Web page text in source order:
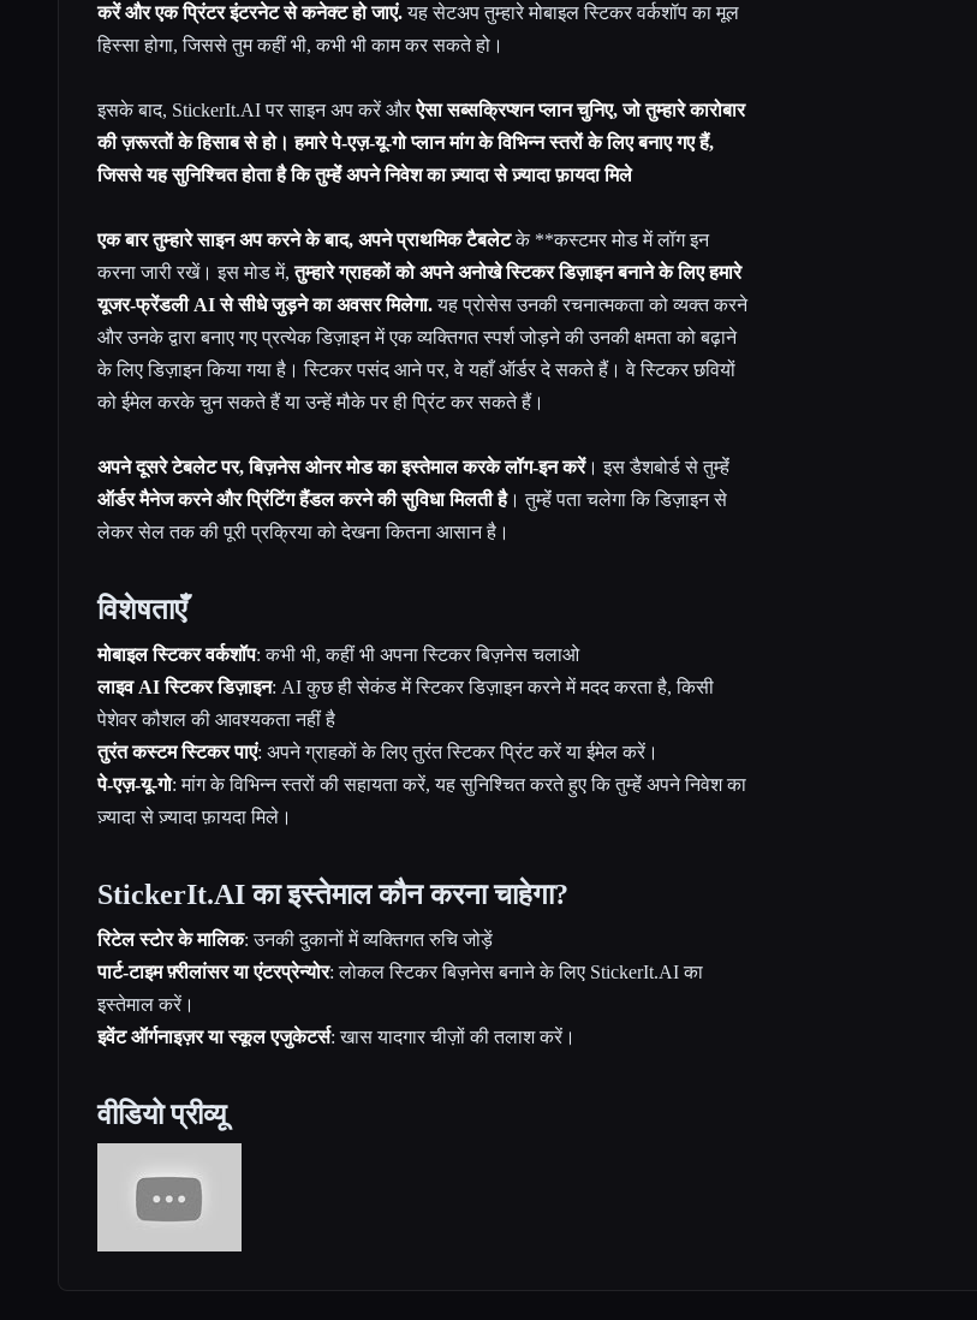
करें और एक प्रिंटर इंटरनेट से कनेक्ट हो जाएं.यह सेटअप तुम्हारे मोबाइल स्टिकर वर्कशॉप का मूल
हिस्सा होगा, जिससे तुम कहीं भी, कभी भी काम कर सकते हो।
इसके बाद, StickerIt.AI पर साइन अप करें औरऐसा सब्सक्रिप्शन प्लान चुनिए, जो तुम्हारे कारोबार
की ज़रूरतों के हिसाब से हो। हमारे पे-एज़-यू-गो प्लान मांग के विभिन्न स्तरों के लिए बनाए गए हैं,
जिससे यह सुनिश्चित होता है कि तुम्हेंं अपने निवेश का ज़्यादा से ज़्यादा फ़ायदा मिले
एक बार तुम्हारे साइन अप करने के बाद, अपने प्राथमिक टैबलेटके **कस्टमर मोड में लॉग इन
करना जारी रखें। इस मोड में,तुम्हारे ग्राहकों को अपने अनोखे स्टिकर डिज़ाइन बनाने के लिए हमारे
यूजर-फ्रेंडली AI से सीधे जुड़ने का अवसर मिलेगा.यह प्रोसेस उनकी रचनात्मकता को व्यक्त करने
और उनके द्वारा बनाए गए प्रत्येक डिज़ाइन में एक व्यक्तिगत स्पर्श जोड़ने की उनकी क्षमता को बढ़ाने
के लिए डिज़ाइन किया गया है। स्टिकर पसंद आने पर, वे यहाँ ऑर्डर दे सकते हैं। वे स्टिकर छवियों
को ईमेल करके चुन सकते हैं या उन्हें मौके पर ही प्रिंट कर सकते हैं।
अपने दूसरे टेबलेट पर, बिज़नेस ओनर मोड का इस्तेमाल करके लॉग-इन करें। इस डैशबोर्ड से तुम्हेंं
ऑर्डर मैनेज करने और प्रिंटिंग हैंडल करने की सुविधा मिलती है। तुम्हेंं पता चलेगा कि डिज़ाइन से
लेकर सेल तक की पूरी प्रक्रिया को देखना कितना आसान है।
विशेषताएँ
मोबाइल स्टिकर वर्कशॉप: कभी भी, कहीं भी अपना स्टिकर बिज़नेस चलाओ
लाइव AI स्टिकर डिज़ाइन: AI कुछ ही सेकंड में स्टिकर डिज़ाइन करने में मदद करता है, किसी
पेशेवर कौशल की आवश्यकता नहीं है
तुरंत कस्टम स्टिकर पाएं: अपने ग्राहकों के लिए तुरंत स्टिकर प्रिंट करें या ईमेल करें।
पे-एज़-यू-गो: मांग के विभिन्न स्तरों की सहायता करें, यह सुनिश्चित करते हुए कि तुम्हेंं अपने निवेश का
ज़्यादा से ज़्यादा फ़ायदा मिले।
StickerIt.AI का इस्तेमाल कौन करना चाहेगा?
रिटेल स्टोर के मालिक: उनकी दुकानों में व्यक्तिगत रुचि जोड़ें
पार्ट-टाइम फ़्रीलांसर या एंटरप्रेन्योर: लोकल स्टिकर बिज़नेस बनाने के लिए StickerIt.AI का
इस्तेमाल करें।
इवेंट ऑर्गनाइज़र या स्कूल एजुकेटर्स: खास यादगार चीज़ों की तलाश करें।
वीडियो प्रीव्यू